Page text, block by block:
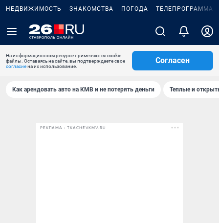
НЕДВИЖИМОСТЬ ЗНАКОМСТВА ПОГОДА ТЕЛЕПРОГРАММА
На информационном ресурсе применяются cookie-
файлы. Оставаясь на сайте, вы подтверждаете свое
согласиена их использование.
Согласен
Как арендовать авто на КМВ и не потерять деньги Теплые и
РЕКЛАМА • TKACHEVKMV.RU